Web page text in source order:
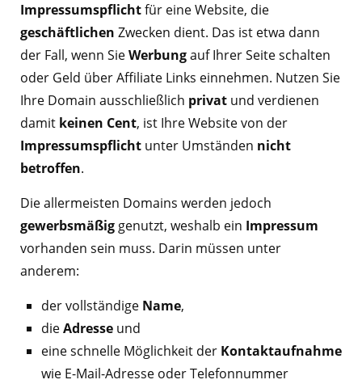
Impressumspflichtfür eine Website, die
geschäftlichen Zwecken dient. Das ist etwa dann
der Fall, wenn SieWerbungauf Ihrer Seite schalten
oder Geld über Affiliate Links einnehmen. Nutzen Sie
Ihre Domain ausschließlich privat und verdienen
damit keinen Cent, ist Ihre Website von der
Impressumspflicht unter Umständen nicht
betroffen.
Die allermeisten Domains werden jedoch
gewerbsmäßig genutzt, weshalb ein Impressum
vorhanden sein muss. Darin müssen unter
anderem:
der vollständige Name,
dieAdresse und
eine schnelle Möglichkeit der Kontaktaufnahme
wie E-Mail-Adresse oder Telefonnummer